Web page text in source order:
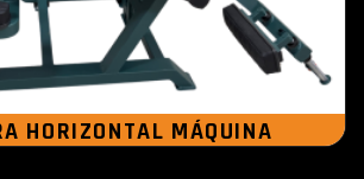
HORIZONTAL MÁQUINA